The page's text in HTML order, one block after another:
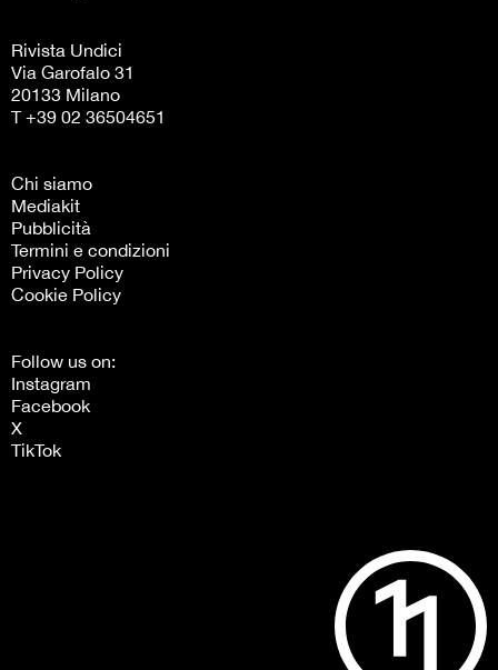
Rivista Undici
Via Garofalo 31
20133 Milano
T +39 02 36504651
Chi siamo
Mediakit
Pubblicità
Termini e condizioni
Privacy Policy
Cookie Policy
Follow us on:
Instagram
Facebook
X
TikTok